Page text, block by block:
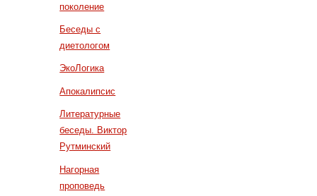
поколение
Беседы с
диетологом
ЭкоЛогика
Апокалипсис
Литературные
беседы. Виктор
Рутминский
Нагорная
проповедь